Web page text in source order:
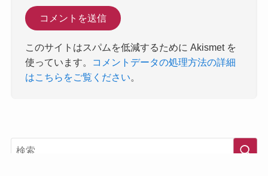
このサイトはスパムを低減するために Akismet を
使っています。
コメントデータの処理方法の詳細
はこちらをご覧ください。